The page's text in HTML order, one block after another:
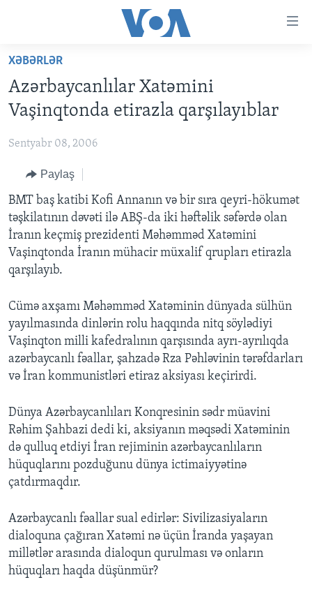
Skip
main
content
to
Navigation
Skip
to
Search
ANA SƏHİFƏ
PROQRAMLAR
DÜNYAYA BAXIŞ
FAKTLAR NƏ DEYIR?
AZƏRBAYCAN
DÜNYA
UKRAYNA BÖHRANI
İSRAIL-HƏMAS MÜNAQIŞƏSI
ABŞ
ABŞ SEÇKILƏRI 2024
İRAN AZƏRBAYCANI
VIDEOLAR
MEDIA AZADLIĞI
BAŞ MƏQALƏ
LEARNING ENGLISH
BIZI IZLƏYIN
Dillər
XƏBƏRLƏR
Azərbaycanlılar Xatəmini
Vaşinqtonda etirazla qarşılayıblar
Sentyabr 08, 2006
Paylaş
BMT baş katibi Kofi Annanın və bir sıra qeyri-hökumət
təşkilatının dəvəti ilə ABŞ-da iki həftəlik səfərdə olan
İranın keçmiş prezidenti Məhəmməd Xatəmini
Vaşinqtonda İranın mühacir müxalif qrupları etirazla
qarşılayıb.
Cümə axşamı Məhəmməd Xatəminin dünyada sülhün
yayılmasında dinlərin rolu haqqında nitq söylədiyi
Vaşinqton milli kafedralının qarşısında ayrı-ayrılıqda
azərbaycanlı fəallar, şahzadə Rza Pəhləvinin tərəfdarları
və İran kommunistləri etiraz aksiyası keçirirdi.
Dünya Azərbaycanlıları Konqresinin sədr müavini
Rəhim Şahbazi dedi ki, aksiyanın məqsədi Xatəminin
də qulluq etdiyi İran rejiminin azərbaycanlıların
hüquqlarını pozduğunu dünya ictimaiyyətinə
çatdırmaqdır.
Azərbaycanlı fəallar sual edirlər: Sivilizasiyaların
dialoquna çağıran Xatəmi nə üçün İranda yaşayan
millətlər arasında dialoqun qurulması və onların
hüquqları haqda düşünmür?